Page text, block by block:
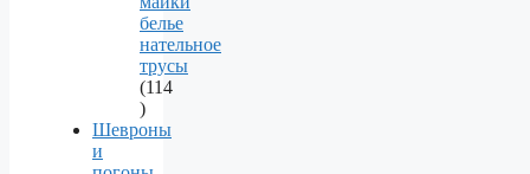
белье
нательное
трусы
114
114
products
Шевроны
и